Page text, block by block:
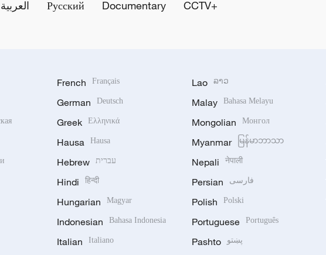
العربية Русский Documentary CCTV+
French Français
German Deutsch
Greek Ελληνικά
Hausa Hausa
Hebrew עברית
Hindi हिन्दी
Hungarian Magyar
Indonesian Bahasa Indonesia
Italian Italiano
Lao ລາວ
Malay Bahasa Melayu
Mongolian Монгол
Myanmar မြန်မာဘာသာ
Nepali नेपाली
Persian فارسی
Polish Polski
Portuguese Português
Pashto پښتو